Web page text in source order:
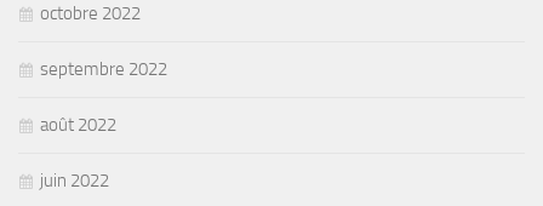
octobre 2022
septembre 2022
août 2022
juin 2022